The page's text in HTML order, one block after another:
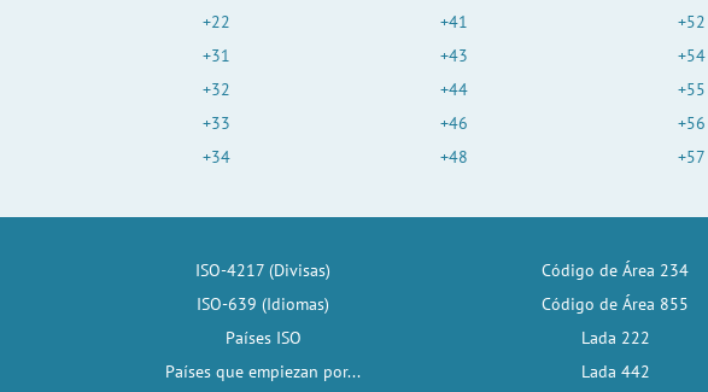
+22
+31
+32
+33
+34
+41
+43
+44
+46
+48
+52
+54
+55
+56
+57
ISO-4217 (Divisas)
ISO-639 (Idiomas)
Países ISO
Países que empiezan por...
Código de Área 234
Código de Área 855
Lada 222
Lada 442